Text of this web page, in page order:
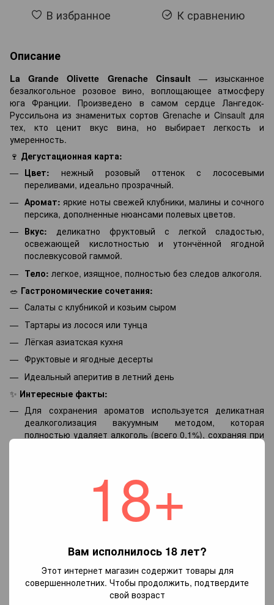
18+
Вам исполнилось 18 лет?
Этот интернет магазин содержит товары для
совершеннолетних. Чтобы продолжить, подтвердите
свой возраст
В избранное К сравнению
Описание
La Grande Olivette Grenache Cinsault— изысканное
безалкогольное розовое вино, воплощающее атмосферу
юга Франции. Произведено в самом сердце Лангедок-
Руссильона из знаменитых сортов Grenache и Cinsault для
тех, кто ценит вкус вина, но выбирает легкость и
умеренность.
🍷 Дегустационная карта:
Цвет: нежный розовый оттенок с лососевыми
переливами, идеально прозрачный.
Аромат: яркие ноты свежей клубники, малины и сочного
персика, дополненные нюансами полевых цветов.
Вкус: деликатно фруктовый с легкой сладостью,
освежающей кислотностью и утончённой ягодной
послевкусовой гаммой.
Тело: легкое, изящное, полностью без следов алкоголя.
🥗 Гастрономические сочетания:
Салаты с клубникой и козьим сыром
Тартары из лосося или тунца
Лёгкая азиатская кухня
Фруктовые и ягодные десерты
Идеальный аперитив в летний день
✨ Интересные факты:
Для сохранения ароматов используется деликатная
деалкоголизация вакуумным методом, которая
полностью удаляет алкоголь (всего 0,1%), сохраняя при
полноценную альтернативу классическим напиткам для
водителей, беременных и сторонников ЗОЖ.
Лангедок-Руссильон — один из старейших
Grenache и Cinsault.
Почему стоит попробовать?
La Grande Olivette Grenache Cinsault — это больше, чем
напиток. Это возможность насладиться ароматом и вкусом